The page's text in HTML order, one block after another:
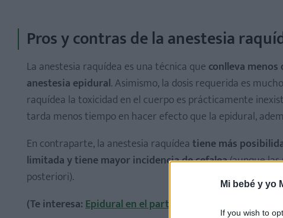
Mi bebé y yo
If you wish to
Pros y contras de la anestesia
La anestesia raquídea es una técnica que conlleva
anestesia epidural. Asimismo, la dosis requerida es
raquídea la toxicidad en el cuerpo es prácticamente
tarda menos tiempo en hacer efecto que la epidural,
En contraparte, la anestesia raquídea tiene más
limitada y tiene mayor incidencia de cefalea(aunque las
posteriori).
(Te interesa:Epidural en el parto: beneficios y efectos